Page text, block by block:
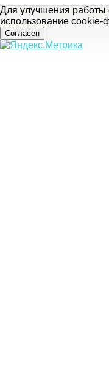
Для улучшения работы
использование
Согласен